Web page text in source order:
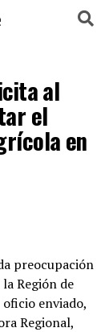
al
el
en
preocupación
Región de
enviado,
Regional,